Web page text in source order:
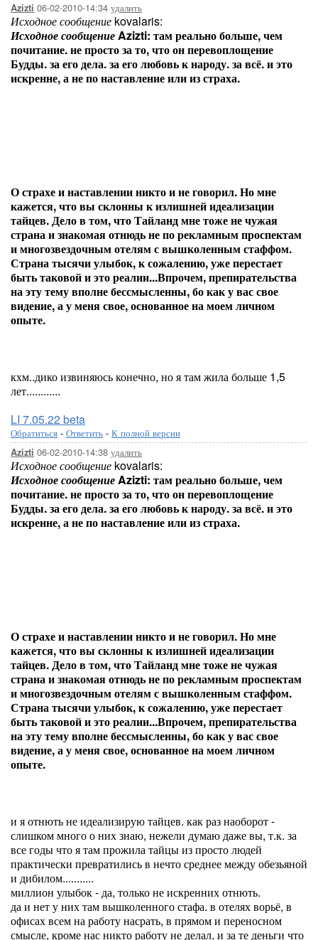
Azizti 06-02-2010-14:34 удалить
Исходное сообщение kovalaris:
Исходное сообщениеAzizti: там реально больше, чем
почитание. не просто за то, что он перевоплощение
Будды. за его дела. за его любовь к народу. за всё. и это
искренне, а не по наставление или из страха.
О страхе и наставлении никто и не говорил. Но мне
кажется, что вы склонны к излишней идеализации
тайцев. Дело в том, что Тайланд мне тоже не чужая
страна и знакомая отнюдь не по рекламным проспектам
и многозвездочным отелям с вышколенным стаффом.
Страна тысячи улыбок, к сожалению, уже перестает
быть таковой и это реалии...Впрочем, препирательства
на эту тему вполне бессмысленны, бо как у вас свое
видение, а у меня свое, основанное на моем личном
опыте.
кхм..дико извиняюсь конечно, но я там жила больше 1,5
лет............
LI 7.05.22 beta
Обратиться - Ответить - К полной версии
Azizti 06-02-2010-14:38 удалить
Исходное сообщение kovalaris:
Исходное сообщениеAzizti: там реально больше, чем
почитание. не просто за то, что он перевоплощение
Будды. за его дела. за его любовь к народу. за всё. и это
искренне, а не по наставление или из страха.
О страхе и наставлении никто и не говорил. Но мне
кажется, что вы склонны к излишней идеализации
тайцев. Дело в том, что Тайланд мне тоже не чужая
страна и знакомая отнюдь не по рекламным проспектам
и многозвездочным отелям с вышколенным стаффом.
Страна тысячи улыбок, к сожалению, уже перестает
быть таковой и это реалии...Впрочем, препирательства
на эту тему вполне бессмысленны, бо как у вас свое
видение, а у меня свое, основанное на моем личном
опыте.
и я отнють не идеализирую тайцев. как раз наоборот -
слишком много о них знаю, нежели думаю даже вы, т.к. за
все годы что я там прожила тайцы из просто людей
практически превратились в нечто среднее между обезьяной
и дибилом...........
миллион улыбок - да, только не искренних отнють.
да и нет у них там вышколенного стафа. в отелях ворьё, в
офисах всем на работу насрать, в прямом и переносном
смысле, кроме нас никто работу не делал, и за те деньги что